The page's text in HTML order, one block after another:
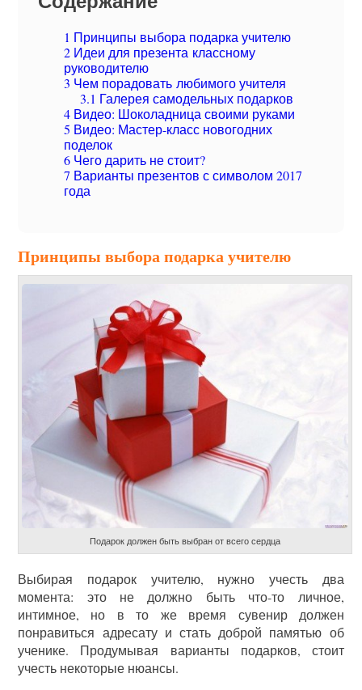
1 Принципы выбора подарка учителю
2 Идеи для презента классному
руководителю
3 Чем порадовать любимого учителя
3.1 Галерея самодельных подарков
4 Видео: Шоколадница своими руками
5 Видео: Мастер-класс новогодних
поделок
6 Чего дарить не стоит?
7 Варианты презентов с символом 2017
года
Принципы выбора подарка учителю
Подарок должен быть выбран от всего сердца
Выбирая подарок учителю, нужно учесть два
момента: это не должно быть что-то личное,
интимное, но в то же время сувенир должен
понравиться адресату и стать доброй памятью об
ученике. Продумывая варианты подарков, стоит
учесть некоторые нюансы.